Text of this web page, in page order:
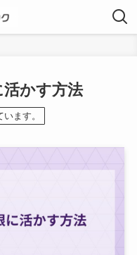
かす方法
ます。